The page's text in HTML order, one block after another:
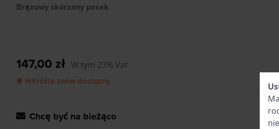
Brązowy skórzany pasek
147,00 zł W tym 23% Vat
● Wkrótce znów dostępny
Chcę być na bieżąco